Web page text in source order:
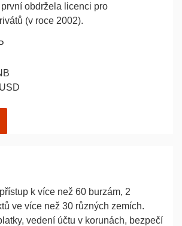
obdržela licenci pro
(v roce 2002).
k více než 60 burzám, 2
ve více než 30 různých zemích.
vedení účtu v korunách, bezpečí